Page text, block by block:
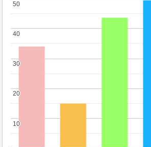
10
10
20
20
30
30
40
40
50
50